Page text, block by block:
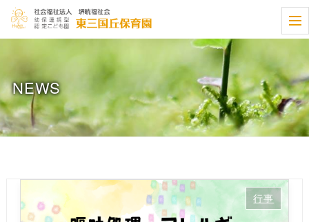
t
o
e
n
a
v
g
a
NEWS
行事